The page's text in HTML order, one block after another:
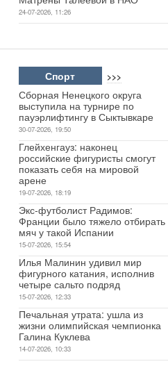
24-07-2026, 11:26
Спорт >>>
Сборная Ненецкого округа
выступила на турнире по
пауэрлифтингу в Сыктывкаре
30-07-2026, 19:50
Глейхенгауз: наконец
российские фигуристы смогут
показать себя на мировой
арене
19-07-2026, 18:19
Экс-футболист Радимов:
Франции было тяжело отбирать
мяч у такой Испании
15-07-2026, 15:54
Илья Малинин удивил мир
фигурного катания, исполнив
четыре сальто подряд
15-07-2026, 12:33
Печальная утрата: ушла из
жизни олимпийская чемпионка
Галина Куклева
14-07-2026, 10:33